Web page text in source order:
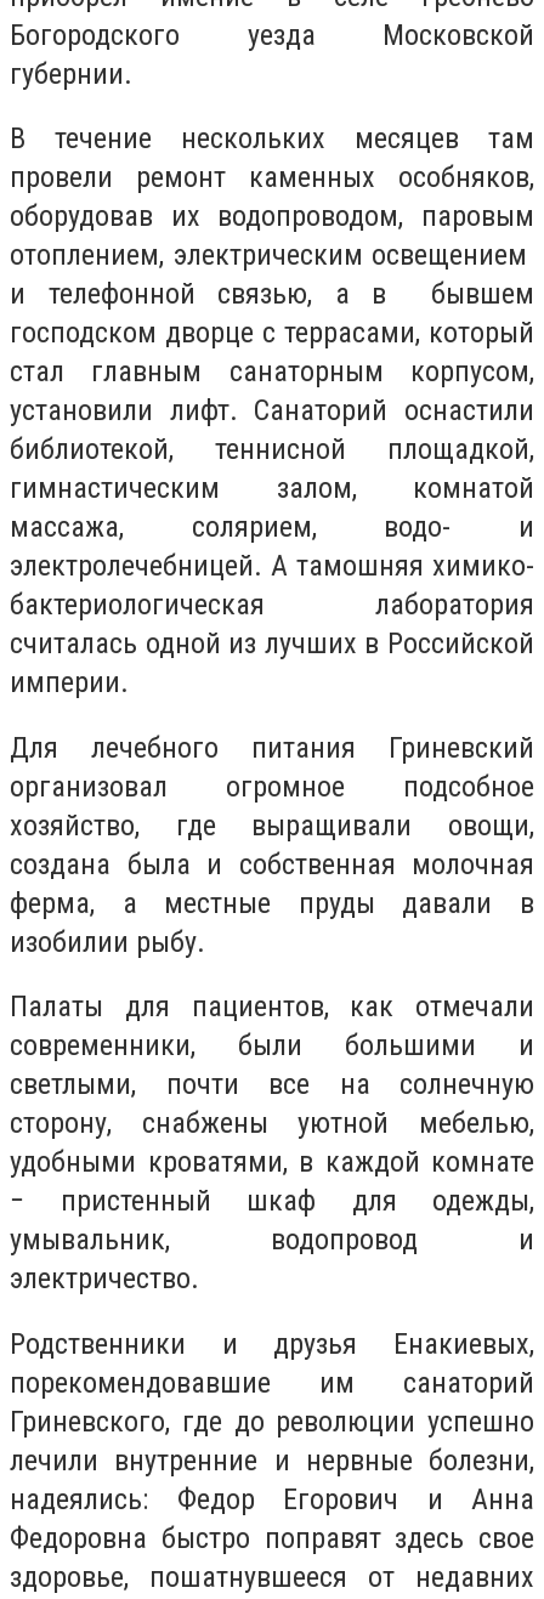
Богородского уезда Московской
губернии.
В течение нескольких месяцев там
провели ремонт каменных особняков,
оборудовав их водопроводом, паровым
отоплением, электрическим освещением
и телефонной связью, а в бывшем
господском дворце с террасами, который
стал главным санаторным корпусом,
установили лифт. Санаторий оснастили
библиотекой, теннисной площадкой,
гимнастическим залом, комнатой
массажа, солярием, водо- и
электролечебницей. А тамошняя химико-
бактериологическая лаборатория
считалась одной из лучших в Российской
империи.
Для лечебного питания Гриневский
организовал огромное подсобное
хозяйство, где выращивали овощи,
создана была и собственная молочная
ферма, а местные пруды давали в
изобилии рыбу.
Палаты для пациентов, как отмечали
современники, были большими и
светлыми, почти все на солнечную
сторону, снабжены уютной мебелью,
удобными кроватями, в каждой комнате
− пристенный шкаф для одежды,
умывальник, водопровод и
электричество.
Родственники и друзья Енакиевых,
порекомендовавшие им санаторий
Гриневского, где до революции успешно
лечили внутренние и нервные болезни,
надеялись: Федор Егорович и Анна
Федоровна быстро поправят здесь свое
здоровье, пошатнувшееся от недавних